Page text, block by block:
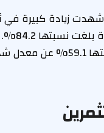
مليار
اليومي في أبريل حوالي 96.1 مليون